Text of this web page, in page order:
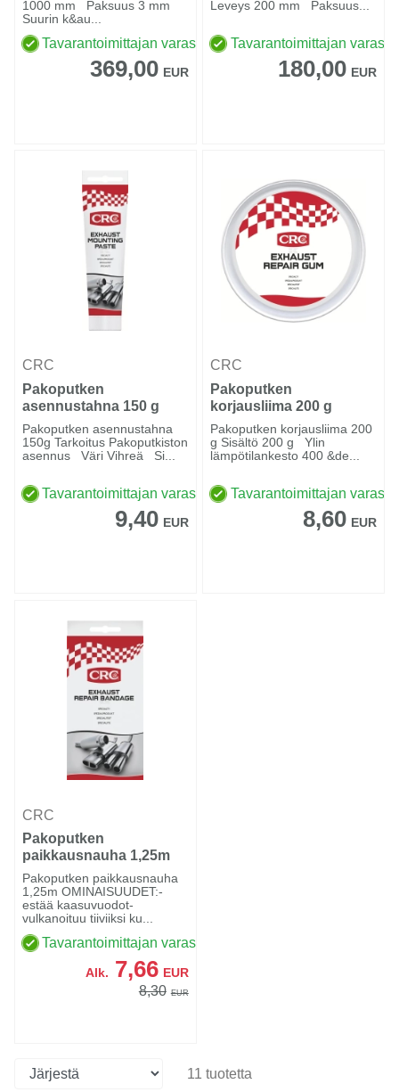
1000 mm Paksuus 3 mm
Suurin k&au...
Tavarantoimittajan varastossa
369,00 EUR
Leveys 200 mm Paksuus...
Tavarantoimittajan
180,00 EUR
CRC
Pakoputken
asennustahna 150 g
Pakoputken asennustahna
150g Tarkoitus Pakoputkiston
asennus Väri Vihreä Si...
Tavarantoimittajan varastossa
9,40 EUR
CRC
Pakoputken
korjausliima 200 g
Pakoputken korjausliima 200
g Sisältö 200 g Ylin
lämpötilankesto 400 &de...
Tavarantoimittajan
8,60 EUR
CRC
Pakoputken
paikkausnauha 1,25m
Pakoputken paikkausnauha
1,25m OMINAISUUDET:-
estää kaasuvuodot-
vulkanoituu tiiviiksi ku...
Tavarantoimittajan varastossa
Alk. 7,66 EUR
8,30 EUR
11 tuotetta